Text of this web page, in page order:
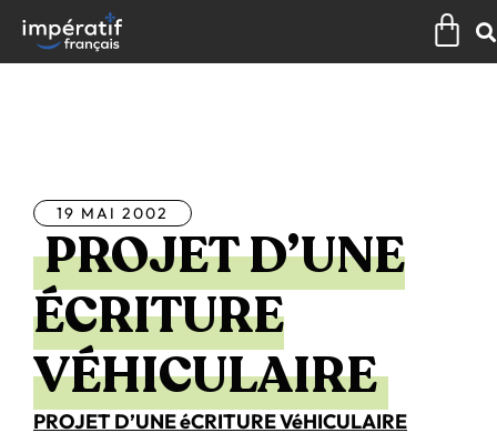
contenu
19 MAI 2002
PROJET D’UNE
ÉCRITURE
VÉHICULAIRE
PROJET D’UNE éCRITURE VéHICULAIRE